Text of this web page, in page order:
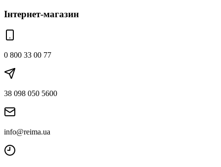
Інтернет-магазин
0 800 33 00 77
38 098 050 5600
info@reima.ua